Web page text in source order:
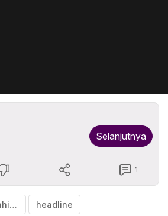
Selanjutnya
1
artis ridho illahi diduga tertipu headline